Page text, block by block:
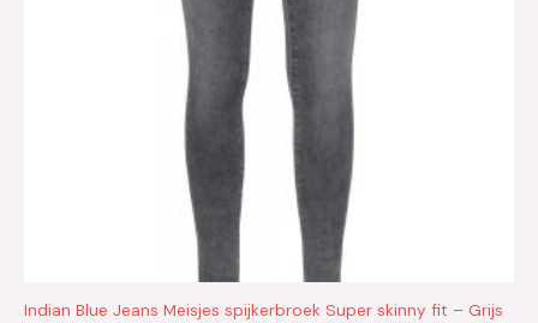
Indian Blue Jeans Meisjes spijkerbroek Super skinny fit – Grijs